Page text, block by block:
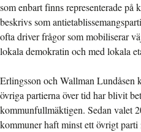
som enbart finns representerade
beskrivs som
ofta driver frågor som mobiliserar
lokala demokratin och med lokala
Erlingsson och Wallman Lundåsen
övriga partierna över tid har blivit
kommunfullmäktigen. Sedan valet
kommuner haft minst ett övrigt